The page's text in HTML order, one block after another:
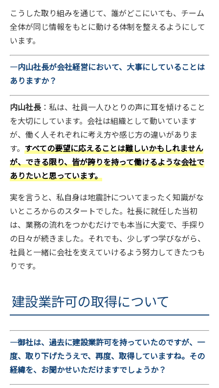
こうした取り組みを通じて、誰がどこにいても、チーム
全体が同じ情報をもとに動ける体制を整えるようにして
います。
―内山社長が会社経営において、大事にしていることは
ありますか？
内山社長 ：私は、社員一人ひとりの声に耳を傾けること
を大切にしています。会社は組織として動いています
が、働く人それぞれに考え方や感じ方の違いがありま
す。 すべての要望に応えることは難しいかもしれません
が、できる限り、皆が誇りを持って働けるような会社で
ありたいと思っています。
実を言うと、私自身は地震計についてまったく知識がな
いところからのスタートでした。社長に就任した当初
は、業務の流れをつかむだけでも本当に大変で、手探り
の日々が続きました。それでも、少しずつ学びながら、
社員と一緒に会社を支えていけるよう努力してきたつも
りです。
建設業許可の取得について
―御社は、過去に建設業許可を持っていたのですが、一
度、取り下げたうえで、再度、取得していますね。その
経緯を、お聞かせいただけますでしょうか？